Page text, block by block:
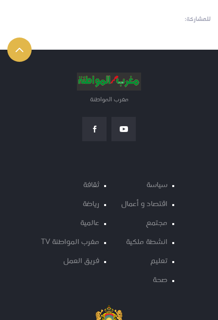
للمشاركة:
مغرب المواطنة
سياسة
اقتصاد و أعمال
مجتمع
انشطة ملكية
تعليم
صحة
ثقافة
رياضة
عالمية
مغرب المواطنة TV
فريق العمل